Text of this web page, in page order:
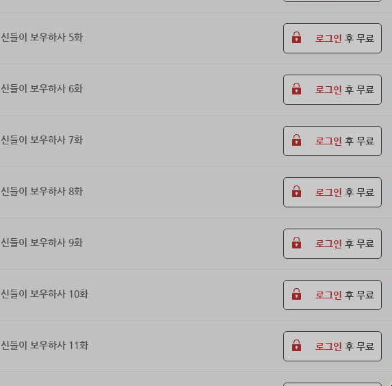
신들이 보우하사 5화 로그인 후 무료
신들이 보우하사 6화 로그인 후 무료
신들이 보우하사 7화 로그인 후 무료
신들이 보우하사 8화 로그인 후 무료
신들이 보우하사 9화 로그인 후 무료
신들이 보우하사 10화 로그인 후 무료
신들이 보우하사 11화 로그인 후 무료